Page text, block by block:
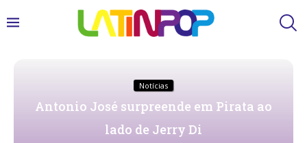
Notícias
Antonio José surpreende em Pirata ao
lado de Jerry Di